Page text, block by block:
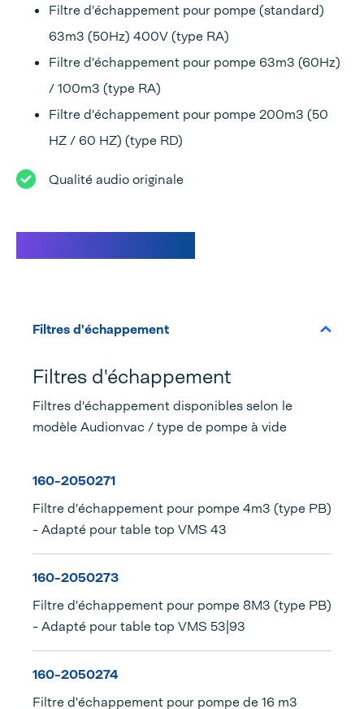
Filtre d'échappement pour pompe (standard)
63m3 (50Hz) 400V (type RA)
Filtre d'échappement pour pompe 63m3 (60Hz)
/ 100m3 (type RA)
Filtre d'échappement pour pompe 200m3 (50
HZ / 60 HZ) (type RD)
Qualité audio originale
Filtres d'échappement
Filtres d'échappement
Filtres d'échappement disponibles selon le
modèle Audionvac / type de pompe à vide
160-2050271
Filtre d'échappement pour pompe 4m3 (type PB)
- Adapté pour table top VMS 43
160-2050273
Filtre d'échappement pour pompe 8M3 (type PB)
- Adapté pour table top VMS 53|93
160-2050274
Filtre d'échappement pour pompe de 16 m3